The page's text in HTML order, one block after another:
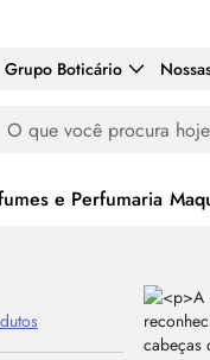
Grupo Boticário
e Perfumaria